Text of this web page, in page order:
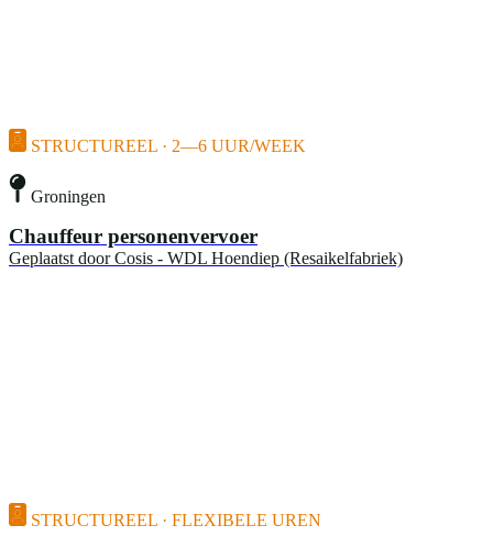
STRUCTUREEL · 2—6 UUR/WEEK
Groningen
Chauffeur personenvervoer
Geplaatst door Cosis - WDL Hoendiep (Resaikelfabriek)
STRUCTUREEL · FLEXIBELE UREN